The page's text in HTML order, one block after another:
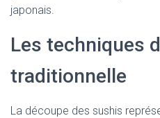
japonais.
Les techniques
traditionnelle
La découpe des sushis